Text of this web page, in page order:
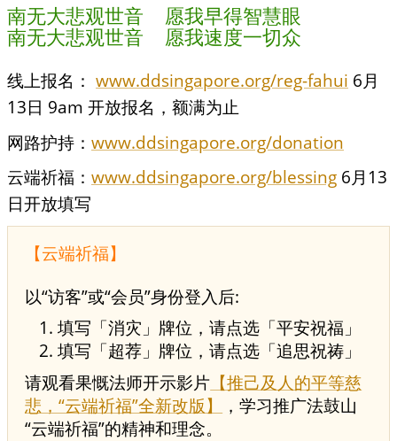
南无大悲观世音 愿我早得智慧眼
南无大悲观世音 愿我速度一切众
线上报名： www.ddsingapore.org/reg-fahui 6月
13日 9am 开放报名，额满为止
网路护持： www.ddsingapore.org/donation
云端祈福： www.ddsingapore.org/blessing 6月13
日开放填写
【云端祈福】
以“访客”或“会员”身份登入后:
填写「消灾」牌位，请点选「平安祝福」
填写「超荐」牌位，请点选「追思祝祷」
请观看果慨法师开示影片 【推己及人的平等慈
悲，“云端祈福”全新改版】
，学习推广法鼓山
“云端祈福”的精神和理念。